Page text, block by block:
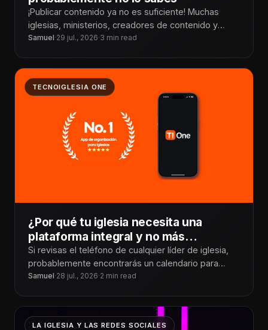
¡Publicar contenido ya no es suficiente! Muchas
iglesias, ministerios, creadores de contenido y
organizaciones invierten tiempo y recursos en
Samuel·29 jul., 2026·3 min read
TECNOIGLESIA ONE
¿Por qué tu iglesia necesita una
plataforma integral y no más
aplicaciones?
Si revisas el teléfono de cualquier líder de iglesia,
probablemente encontrarás un calendario para
programar actividades, una aplicación de
Samuel·28 jul., 2026·2 min read
LA IGLESIA Y LAS REDES SOCIALES